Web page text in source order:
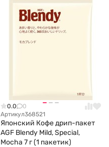
0.0
0
Артикул368521
Японский Кофе дрип-пакет
AGF Blendy Mild, Special,
Mocha 7 г (1 пакетик)